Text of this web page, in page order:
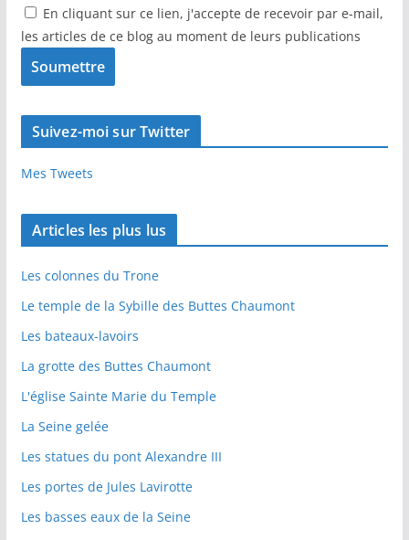
En cliquant sur ce lien, j'accepte de recevoir par e-mail,
les articles de ce blog au moment de leurs publications
Suivez-moi sur Twitter
Mes Tweets
Articles les plus lus
Les colonnes du Trone
Le temple de la Sybille des Buttes Chaumont
Les bateaux-lavoirs
La grotte des Buttes Chaumont
L'église Sainte Marie du Temple
La Seine gelée
Les statues du pont Alexandre III
Les portes de Jules Lavirotte
Les basses eaux de la Seine